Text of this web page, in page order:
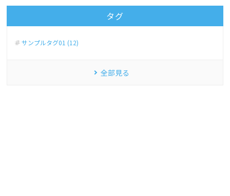
タグ
サンプルタグ01 (12)
全部見る